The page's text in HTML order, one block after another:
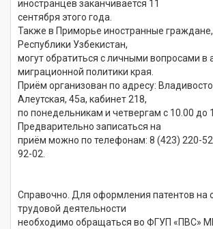
иностранцев заканчивается 11
сентября этого года.
Также в Приморье иностранные граждане,
Республики Узбекистан,
могут обратиться с личными вопросами в
миграционной политики края.
Приём организован по адресу:
Алеутская, 45а, кабинет 218,
по понедельникам и четвергам с 10.00 до
Предварительно записаться на
приём можно по телефонам: 8 (423) 220-
92-02
Справочно. Для оформления патентов на
трудовой деятельности
необходимо обращаться во ФГУП «ПВС»